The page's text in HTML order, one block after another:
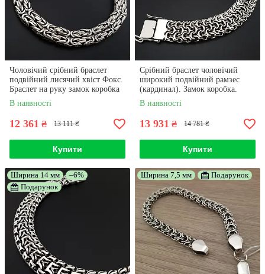
Чоловічий срібний браслет
подвійний лисячий хвіст Фокс.
Браслет на руку замок коробка
22 розмір
В наявності
12 361 ₴ 13 111 ₴
Купити
Срібний браслет чоловічий
широкий подвійний рамзес
(кардинал). Замок коробка.
Ширина 1,5 см. Довжина 22 см
В наявності
13 931 ₴ 14 781 ₴
Купити
Ширина 14 мм
–6%
Подарунок
Ширина 7,5 мм Подарунок